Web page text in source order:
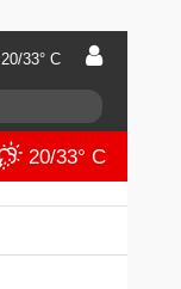
20/33° C
20/33° C